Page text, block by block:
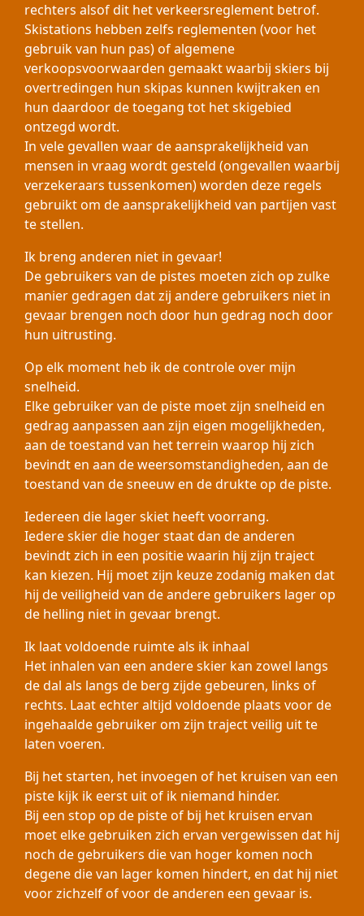
rechters alsof dit het verkeersreglement betrof.
Skistations hebben zelfs reglementen (voor het
gebruik van hun pas) of algemene
verkoopsvoorwaarden gemaakt waarbij skiers bij
overtredingen hun skipas kunnen kwijtraken en
hun daardoor de toegang tot het skigebied
ontzegd wordt.
In vele gevallen waar de aansprakelijkheid van
mensen in vraag wordt gesteld (ongevallen waarbij
verzekeraars tussenkomen) worden deze regels
gebruikt om de aansprakelijkheid van partijen vast
te stellen.
Ik breng anderen niet in gevaar!
De gebruikers van de pistes moeten zich op zulke
manier gedragen dat zij andere gebruikers niet in
gevaar brengen noch door hun gedrag noch door
hun uitrusting.
Op elk moment heb ik de controle over mijn
snelheid.
Elke gebruiker van de piste moet zijn snelheid en
gedrag aanpassen aan zijn eigen mogelijkheden,
aan de toestand van het terrein waarop hij zich
bevindt en aan de weersomstandigheden, aan de
toestand van de sneeuw en de drukte op de piste.
Iedereen die lager skiet heeft voorrang.
Iedere skier die hoger staat dan de anderen
bevindt zich in een positie waarin hij zijn traject
kan kiezen. Hij moet zijn keuze zodanig maken dat
hij de veiligheid van de andere gebruikers lager op
de helling niet in gevaar brengt.
Ik laat voldoende ruimte als ik inhaal
Het inhalen van een andere skier kan zowel langs
de dal als langs de berg zijde gebeuren, links of
rechts. Laat echter altijd voldoende plaats voor de
ingehaalde gebruiker om zijn traject veilig uit te
laten voeren.
Bij het starten, het invoegen of het kruisen van een
piste kijk ik eerst uit of ik niemand hinder.
Bij een stop op de piste of bij het kruisen ervan
moet elke gebruiken zich ervan vergewissen dat hij
noch de gebruikers die van hoger komen noch
degene die van lager komen hindert, en dat hij niet
voor zichzelf of voor de anderen een gevaar is.